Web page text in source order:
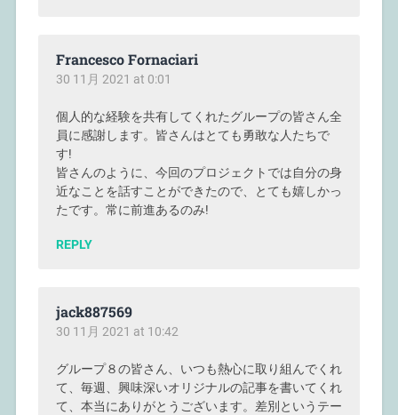
Francesco Fornaciari
30 11月 2021 at 0:01
個人的な経験を共有してくれたグループの皆さん全
員に感謝します。皆さんはとても勇敢な人たちで
す!
皆さんのように、今回のプロジェクトでは自分の身
近なことを話すことができたので、とても嬉しかっ
たです。常に前進あるのみ!
REPLY
jack887569
30 11月 2021 at 10:42
グループ８の皆さん、いつも熱心に取り組んでくれ
て、毎週、興味深いオリジナルの記事を書いてくれ
て、本当にありがとうございます。差別というテー